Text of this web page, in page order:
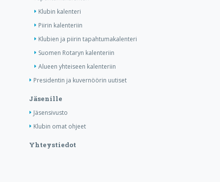
Klubin kalenteri
Piirin kalenteriin
Klubien ja piirin tapahtumakalenteri
Suomen Rotaryn kalenteriin
Alueen yhteiseen kalenteriin
Presidentin ja kuvernöörin uutiset
Jäsenille
Jäsensivusto
Klubin omat ohjeet
Yhteystiedot